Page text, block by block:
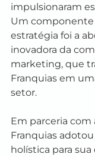
impulsionaram
Um componente
estratégia foi a
inovadora da
marketing, que
Franquias em
setor.
Em parceria com
Franquias
holística para